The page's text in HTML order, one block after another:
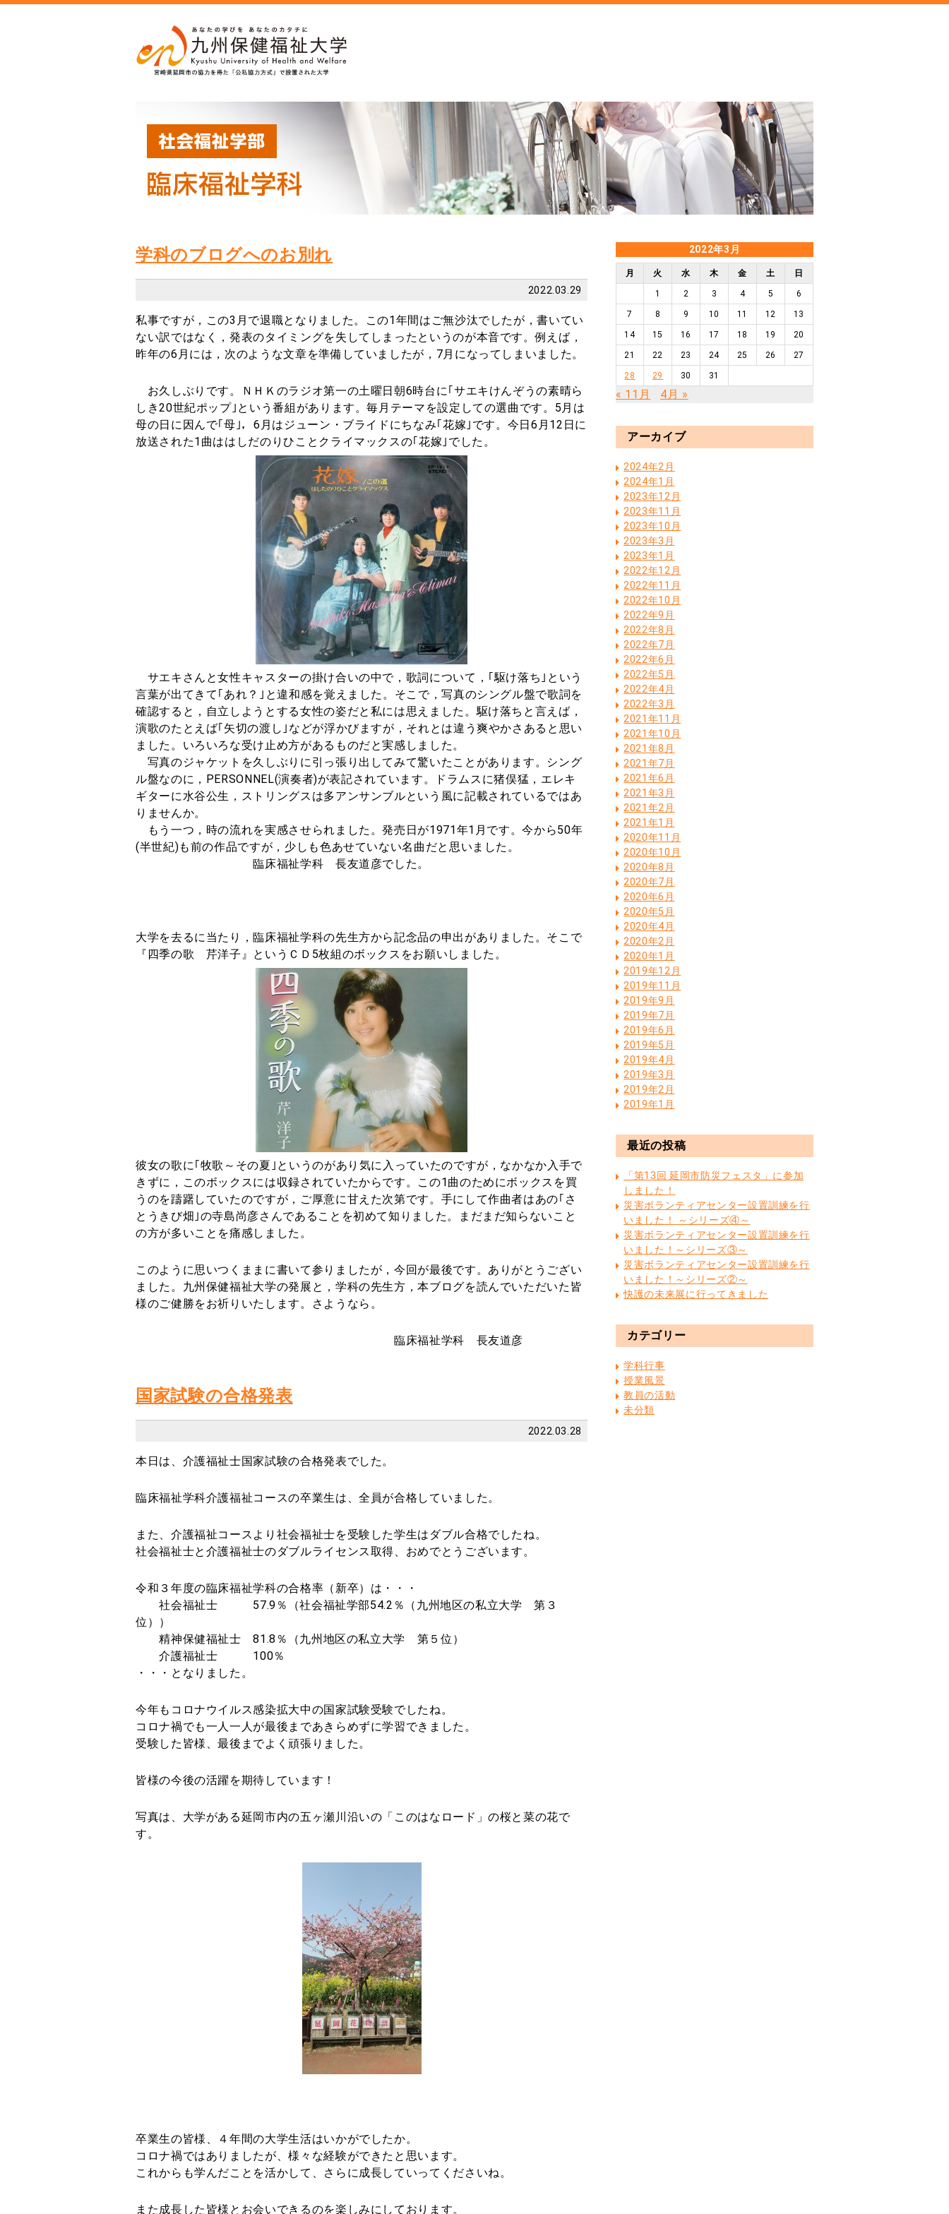
学科のブログへのお別れ
2022.03.29
私事ですが，この3 月で退職となりました。この1年間はご無沙汰でしたが，書いてい
ない訳ではなく，発表のタイミングを失してしまったというのが本音です。例えば，
昨年の6 月には，次のような文章を準備していましたが， 7月になってしまいました。
お久しぶりです。ＮＨＫのラジオ第一の土曜日朝6時台に｢サエキけんぞうの素晴ら
しき20世紀ポップ｣という番組があります。毎月テーマを設定しての選曲です。5月は
母の日に因んで｢母｣，6月はジューン・ブライドにちなみ｢花嫁｣です。今日6月12日に
放送された1曲ははしだのりひことクライマックスの｢花嫁｣でした。
サエキさんと女性キャスターの掛け合いの中で，歌詞について，｢駆け落ち｣という
言葉が出てきて｢あれ？｣と違和感を覚えました。そこで，写真のシングル盤で歌詞を
確認すると，自立しようとする女性の姿だと私には思えました。駆け落ちと言えば，
演歌のたとえば｢矢切の渡し｣などが浮かびますが，それとは違う爽やかさあると思い
ました。いろいろな受け止め方があるものだと実感しました。
写真のジャケットを久しぶりに引っ張り出してみて驚いたことがあります。シング
ル盤なのに，PERSONNEL(演奏者)が表記されています。ドラムスに猪俣猛，エレキ
ギターに水谷公生，ストリングスは多アンサンブルという風に記載されているではあ
りませんか。
もう一つ，時の流れを実感させられました。発売日が1971年1月です。今から50年
(半世紀)も前の作品ですが，少しも色あせていない名曲だと思いました。
臨床福祉学科 長友道彦でした。
大学を去るに当たり，臨床福祉学科の先生方から記念品の申出がありました。そこで
『四季の歌 芹洋子』というＣＤ5枚組のボックスをお願いしました。
彼女の歌に｢牧歌～その夏｣というのがあり気に入っていたのですが，なかなか入手で
きずに，このボックスには収録されていたからです。この1曲のためにボックスを買
うのを躊躇していたのですが，ご厚意に甘えた次第です。手にして作曲者はあの｢さ
とうきび畑｣の寺島尚彦さんであることを初めて知りました。まだまだ知らないこと
の方が多いことを痛感しました。
このように思いつくままに書いて参りましたが，今回が最後です。ありがとうござい
ました。九州保健福祉大学の発展と，学科の先生方，本ブログを読んでいただいた皆
様のご健勝をお祈りいたします。さようなら。
臨床福祉学科 長友道彦
国家試験の合格発表
2022.03.28
本日は、介護福祉士国家試験の合格発表でした。
臨床福祉学科介護福祉コースの卒業生は、全員が合格していました。
また、介護福祉コースより社会福祉士を受験した学生はダブル合格でしたね。
社会福祉士と介護福祉士のダブルライセンス取得、おめでとうございます。
令和３年度の臨床福祉学科の合格率（新卒）は・・・
社会福祉士 57.9％（社会福祉学部54.2％（九州地区の私立大学 第３
位））
精神保健福祉士 81.8％（九州地区の私立大学 第５位）
介護福祉士 100％
・・・となりました。
今年もコロナウイルス感染拡大中の国家試験受験でしたね。
コロナ禍でも一人一人が最後まであきらめずに学習できました。
受験した皆様、最後までよく頑張りました。
皆様の今後の活躍を期待しています！
写真は、大学がある延岡市内の五ヶ瀬川沿いの「このはなロード」の桜と菜の花で
す。
卒業生の皆様、４年間の大学生活はいかがでしたか。
コロナ禍ではありましたが、様々な経験ができたと思います。
これからも学んだことを活かして、さらに成長していってくださいね。
また成長した皆様とお会いできるのを楽しみにしております。
2022年3月
月 火 水 木 金 土 日
1 2 3 4 5 6
7 8 9 10 11 12 13
14 15 16 17 18 19 20
21 22 23 24 25 26 27
28 29 30 31
« 11月 4月 »
アーカイブ
2024年2月
2024年1月
2023年12月
2023年11月
2023年10月
2023年3月
2023年1月
2022年12月
2022年11月
2022年10月
2022年9月
2022年8月
2022年7月
2022年6月
2022年5月
2022年4月
2022年3月
2021年11月
2021年10月
2021年8月
2021年7月
2021年6月
2021年3月
2021年2月
2021年1月
2020年11月
2020年10月
2020年8月
2020年7月
2020年6月
2020年5月
2020年4月
2020年2月
2020年1月
2019年12月
2019年11月
2019年9月
2019年7月
2019年6月
2019年5月
2019年4月
2019年3月
2019年2月
2019年1月
最近の投稿
「第13回 延岡市防災フェスタ」に参加
しました！
災害ボランティアセンター設置訓練を行
いました！ ～シリーズ④～
災害ボランティアセンター設置訓練を行
いました！～シリーズ③～
災害ボランティアセンター設置訓練を行
いました！～シリーズ②～
快護の未来展に行ってきました
カテゴリー
学科行事
授業風景
教員の活動
未分類